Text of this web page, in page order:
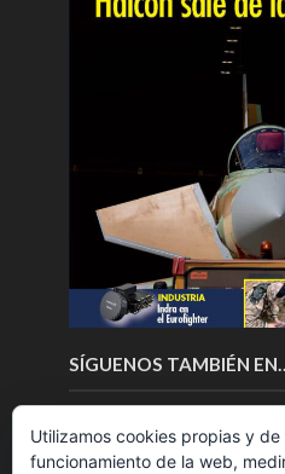
SÍGUENOS TAMBIÉN EN…
Utilizamos cookies propias y
funcionamiento de la web,